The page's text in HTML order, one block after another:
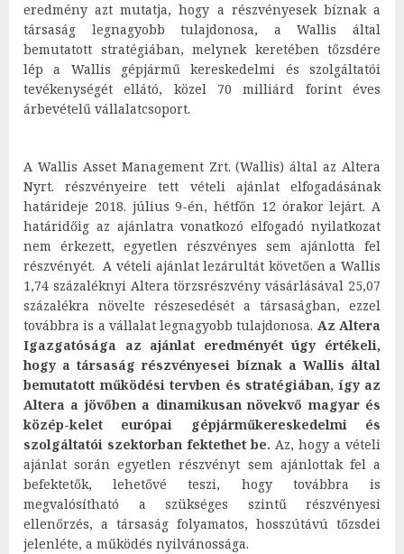
eredmény azt mutatja, hogy a részvényesek bíznak a
társaság legnagyobb tulajdonosa, a Wallis által
bemutatott stratégiában, melynek keretében tőzsdére
lép a Wallis gépjármű kereskedelmi és szolgáltatói
tevékenységét ellátó, közel 70 milliárd forint éves
árbevételű vállalatcsoport.
A Wallis Asset Management Zrt. (Wallis) által az Altera
Nyrt. részvényeire tett vételi ajánlat elfogadásának
határideje 2018. július 9-én, hétfőn 12 órakor lejárt. A
határidőig az ajánlatra vonatkozó elfogadó nyilatkozat
nem érkezett, egyetlen részvényes sem ajánlotta fel
részvényét. A vételi ajánlat lezárultát követően a Wallis
1,74 százaléknyi Altera törzsrészvény vásárlásával 25,07
százalékra növelte részesedését a társaságban, ezzel
továbbra is a vállalat legnagyobb tulajdonosa. Az Altera
Igazgatósága az ajánlat eredményét úgy értékeli,
hogy a társaság részvényesei bíznak a Wallis által
bemutatott működési tervben és stratégiában, így az
Altera a jövőben a dinamikusan növekvő magyar és
közép-kelet európai gépjárműkereskedelmi és
szolgáltatói szektorban fektethet be. Az, hogy a vételi
ajánlat során egyetlen részvényt sem ajánlottak fel a
befektetők, lehetővé teszi, hogy továbbra is
megvalósítható a szükséges szintű részvényesi
ellenőrzés, a társaság folyamatos, hosszútávú tőzsdei
jelenléte, a működés nyilvánossága.